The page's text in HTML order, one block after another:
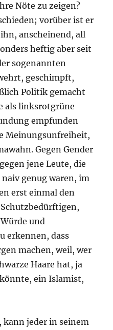
Nöte zu zeigen?
vorüber ist er
anscheinend, all
heftig aber seit
sogenannten
geschimpft,
Politik gemacht
als linksrotgrüne
empfunden
Meinungsunfreiheit,
Gegen Gender
jene Leute, die
genug waren, im
erst einmal den
und
erkennen, dass
machen, weil, wer
Haare hat, ja
ein Islamist,
kann jeder in seinem